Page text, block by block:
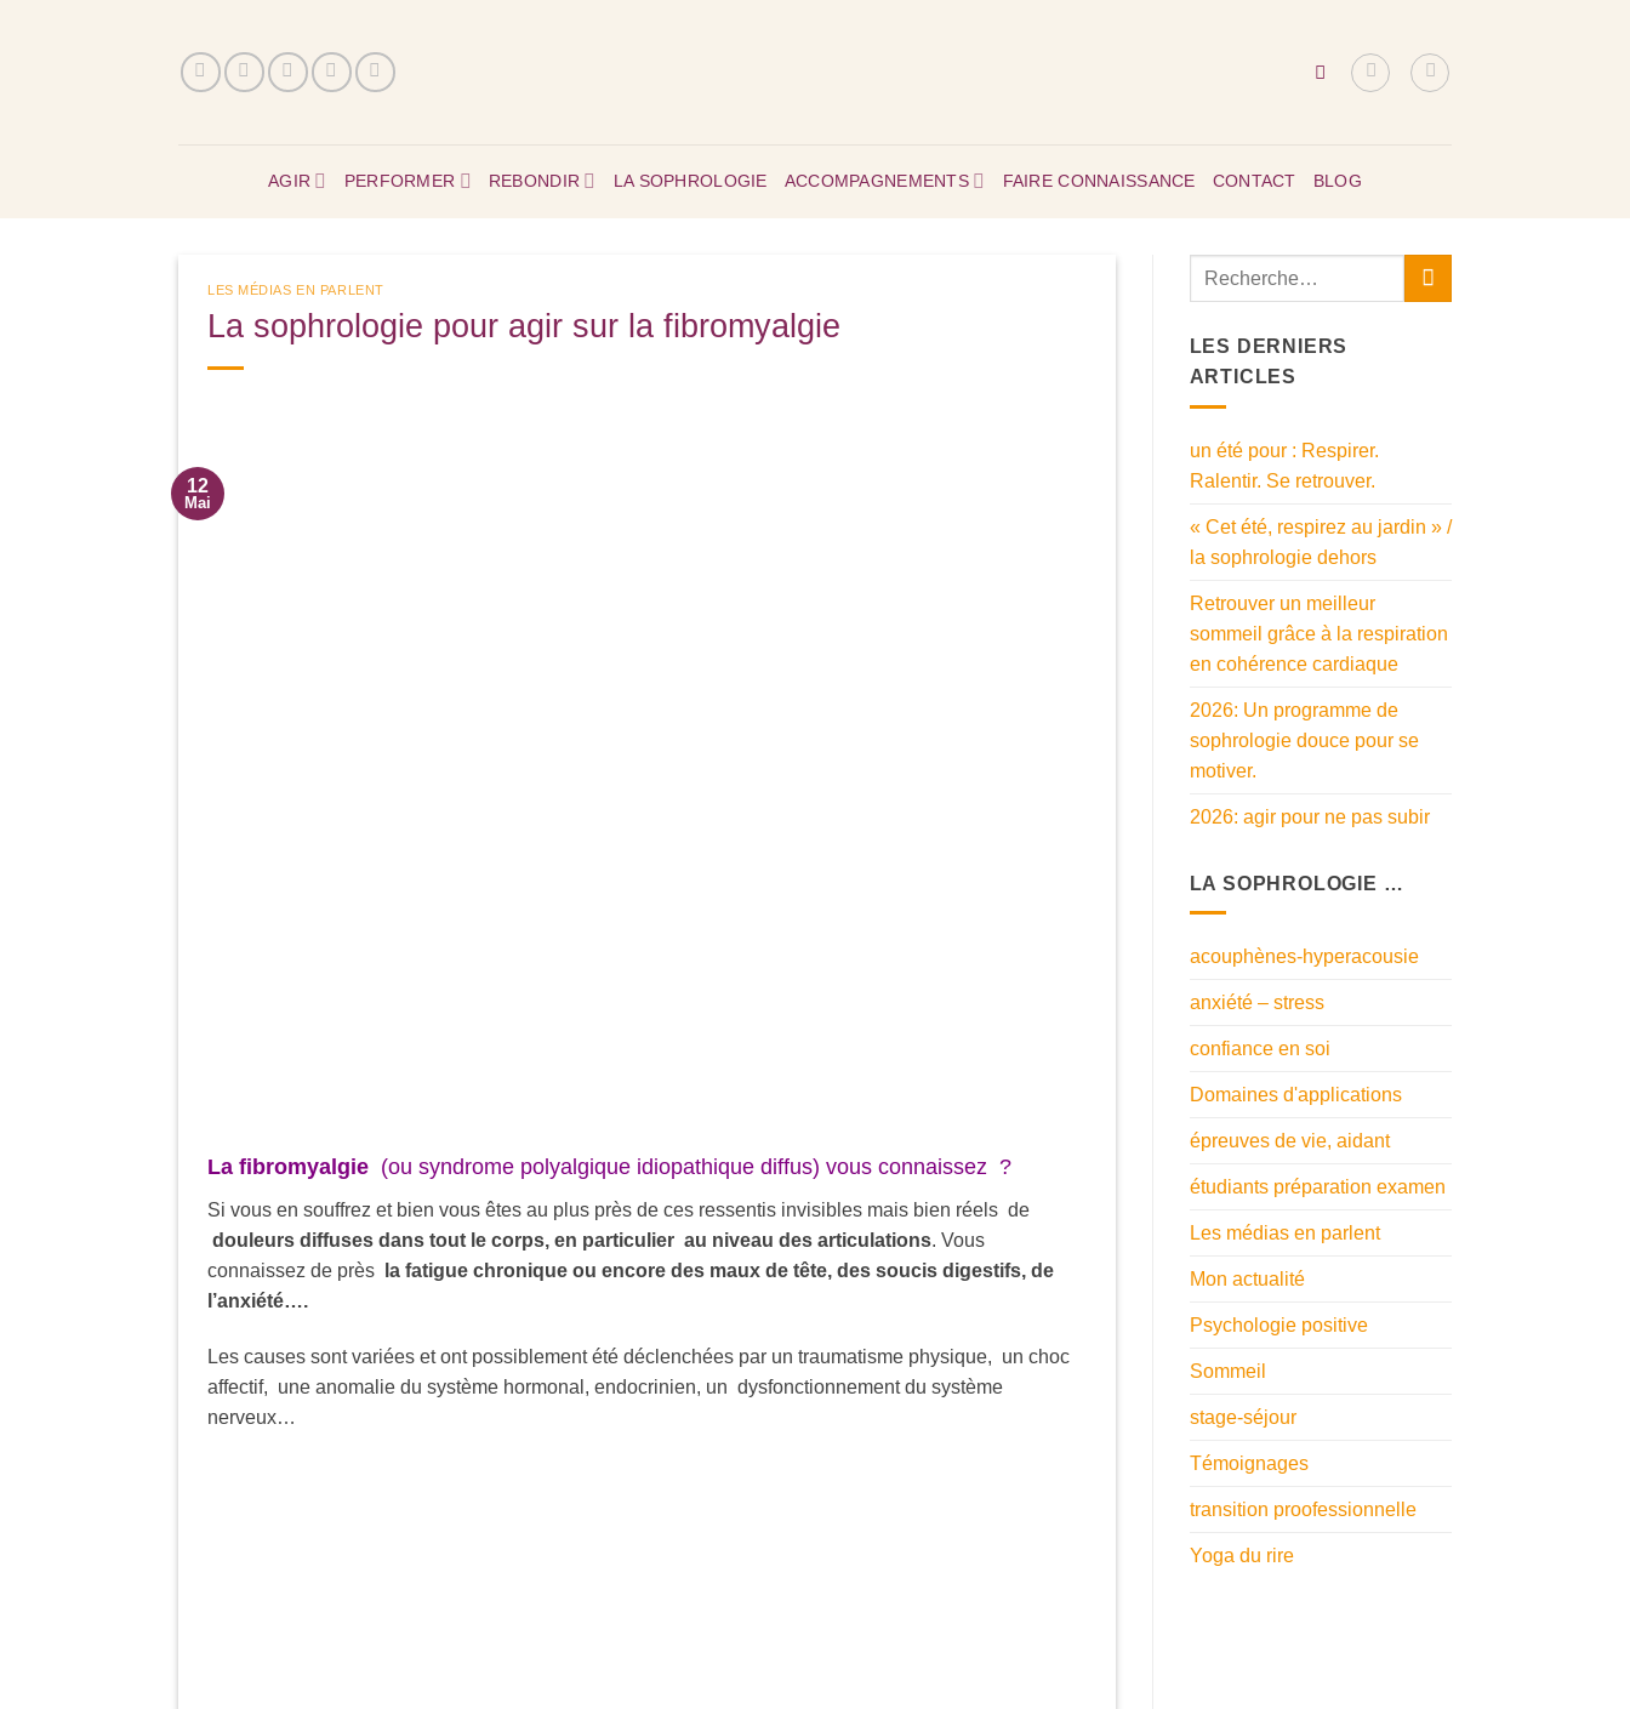
AGIR PERFORMER REBONDIR LA SOPHROLOGIE ACCOMPAGNEMENTS FAIRE CONNAISSANCE CONTACT BLOG
LES MÉDIAS EN PARLENT
La sophrologie pour agir sur la fibromyalgie
12
Mai
La fibromyalgie (ou syndrome polyalgique idiopathique diffus) vous connaissez ?
Si vous en souffrez et bien vous êtes au plus près de ces ressentis invisibles mais bien réels de
douleurs diffuses dans tout le corps, en particulier au niveau des articulations. Vous
connaissez de près
la fatigue chronique ou encore des maux de tête, des soucis digestifs, de
l’anxiété….
Les causes sont variées et ont possiblement été déclenchées par un traumatisme physique, un choc
affectif, une anomalie du système hormonal, endocrinien, un dysfonctionnement du système
nerveux…
LES DERNIERS
ARTICLES
un été pour : Respirer.
Ralentir. Se retrouver.
« Cet été, respirez au jardin » /
la sophrologie dehors
Retrouver un meilleur
sommeil grâce à la respiration
en cohérence cardiaque
2026: Un programme de
sophrologie douce pour se
motiver.
2026: agir pour ne pas subir
LA SOPHROLOGIE …
acouphènes-hyperacousie
anxiété – stress
confiance en soi
Domaines d'applications
épreuves de vie, aidant
étudiants préparation examen
Les médias en parlent
Mon actualité
Psychologie positive
Sommeil
stage-séjour
Témoignages
transition proofessionnelle
Yoga du rire